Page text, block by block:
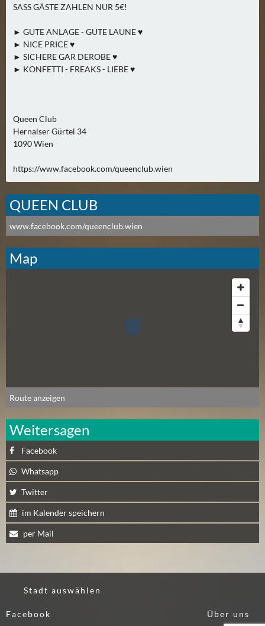
T
G
(
0
U
G
U
S
(
1
)
S
(
)
SASS GÄSTE ZAHLEN NUR 5€!
► GUTE ANLAGE - GUTE LAUNE ♥
► NICE PRICE ♥
► SICHERE GAR DEROBE ♥
► KONFETTI - FREAKS - LIEBE ♥
Queen Club
Hernalser Gürtel 34
1090 Wien
https://www.facebook.com/queenclub.wien
QUEEN CLUB
www.facebook.com/queenclub.wien
Map
Route anzeigen
Weitersagen
Facebook
Whatsapp
Twitter
im Kalender speichern
per Mail
Stadt auswählen
Facebook Über uns